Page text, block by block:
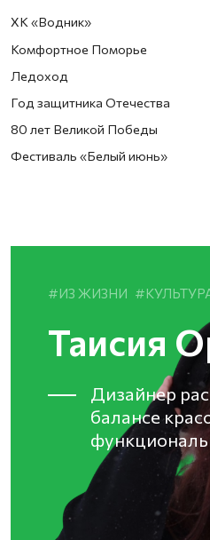
ХК «Водник»
Комфортное Поморье
Ледоход
Год защитника Отечества
80 лет Великой Победы
Фестиваль «Белый июнь»
ИЗ ЖИЗНИ
Таисия
Дизайнер
балансе